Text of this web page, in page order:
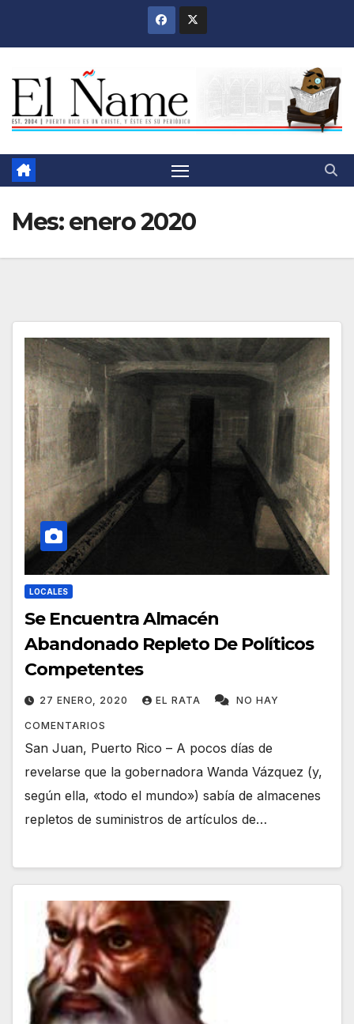
Mes:enero 2020
LOCALES
Se Encuentra Almacén
Abandonado Repleto De Políticos
Competentes
27 ENERO, 2020 EL RATA NO HAY
COMENTARIOS
San Juan, Puerto Rico – A pocos días de
revelarse que la gobernadora Wanda Vázquez (y,
según ella, «todo el mundo») sabía de almacenes
repletos de suministros de artículos de…